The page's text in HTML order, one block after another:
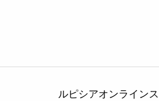
ルピシアオンライン